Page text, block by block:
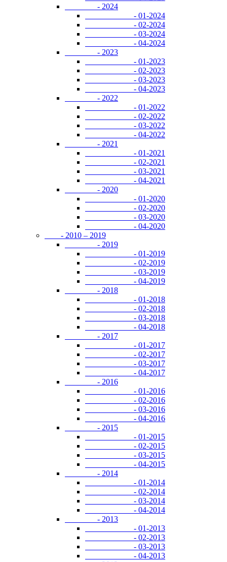
- 2024
- 01-2024
- 02-2024
- 03-2024
- 04-2024
- 2023
- 01-2023
- 02-2023
- 03-2023
- 04-2023
- 2022
- 01-2022
- 02-2022
- 03-2022
- 04-2022
- 2021
- 01-2021
- 02-2021
- 03-2021
- 04-2021
- 2020
- 01-2020
- 02-2020
- 03-2020
- 04-2020
- 2010 – 2019
- 2019
- 01-2019
- 02-2019
- 03-2019
- 04-2019
- 2018
- 01-2018
- 02-2018
- 03-2018
- 04-2018
- 2017
- 01-2017
- 02-2017
- 03-2017
- 04-2017
- 2016
- 01-2016
- 02-2016
- 03-2016
- 04-2016
- 2015
- 01-2015
- 02-2015
- 03-2015
- 04-2015
- 2014
- 01-2014
- 02-2014
- 03-2014
- 04-2014
- 2013
- 01-2013
- 02-2013
- 03-2013
- 04-2013